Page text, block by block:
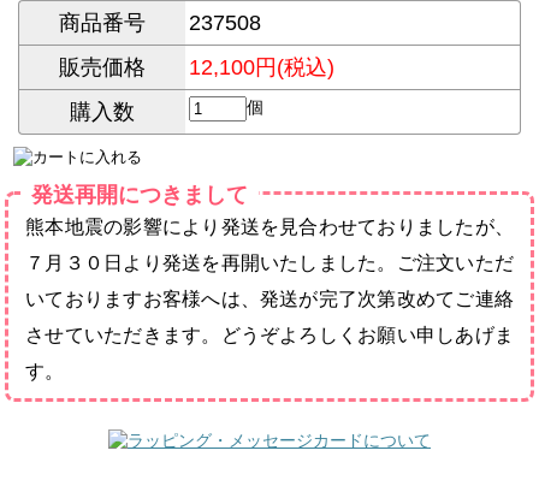
商品番号
237508
販売価格
12,100円(税込)
購入数
個
発送再開につきまして
熊本地震の影響により発送を見合わせておりましたが、
７月３０日より発送を再開いたしました。ご注文いただ
いておりますお客様へは、発送が完了次第改めてご連絡
させていただきます。どうぞよろしくお願い申しあげま
す。